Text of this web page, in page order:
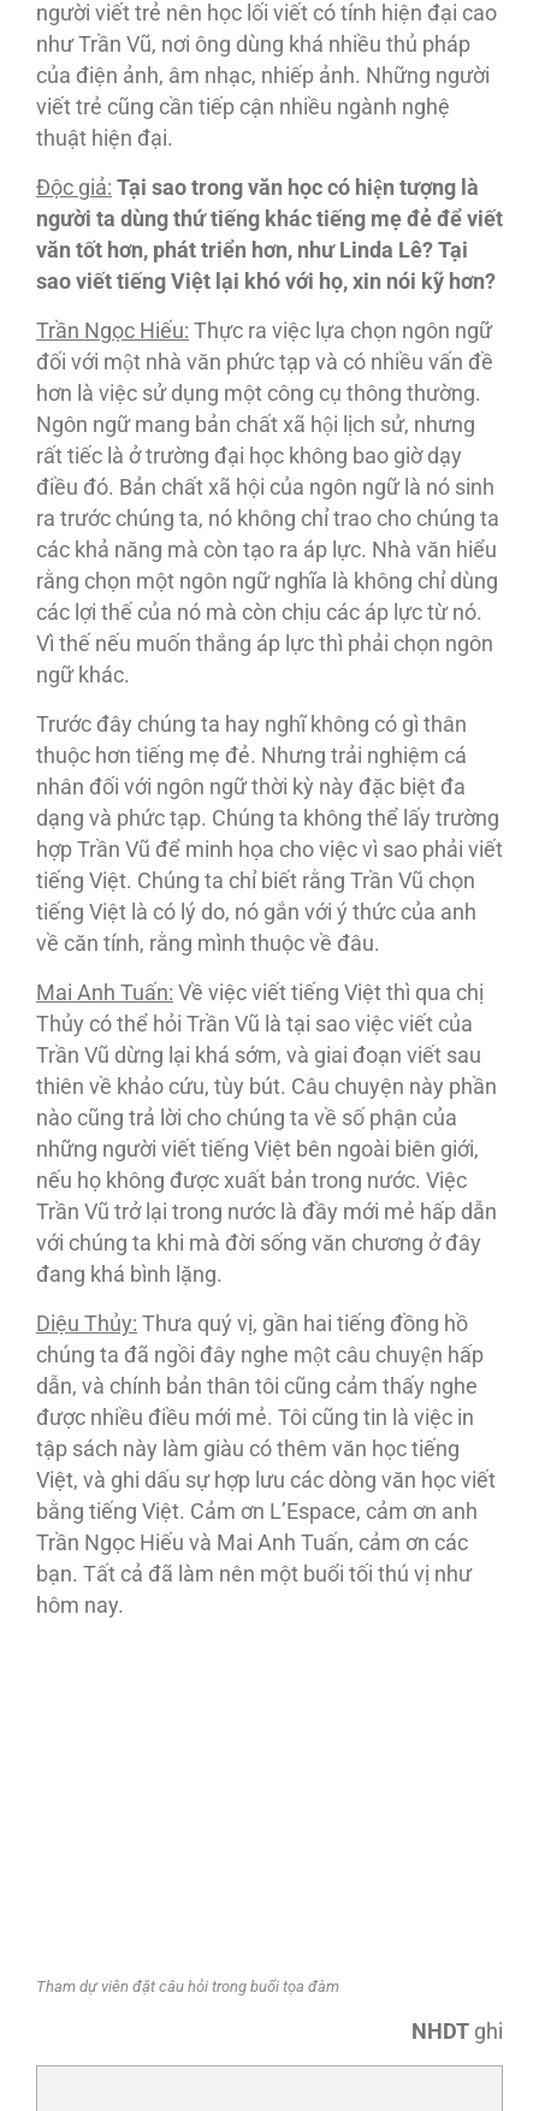
người viết trẻ nên học lối viết có tính hiện đại cao
như Trần Vũ, nơi ông dùng khá nhiều thủ pháp
của điện ảnh, âm nhạc, nhiếp ảnh. Những người
viết trẻ cũng cần tiếp cận nhiều ngành nghệ
thuật hiện đại.
Độc giả: Tại sao trong văn học có hiện tượng là
người ta dùng thứ tiếng khác tiếng mẹ đẻ để viết
văn tốt hơn, phát triển hơn, như Linda Lê? Tại
sao viết tiếng Việt lại khó với họ, xin nói kỹ hơn?
Trần Ngọc Hiếu: Thực ra việc lựa chọn ngôn ngữ
đối với một nhà văn phức tạp và có nhiều vấn đề
hơn là việc sử dụng một công cụ thông thường.
Ngôn ngữ mang bản chất xã hội lịch sử, nhưng
rất tiếc là ở trường đại học không bao giờ dạy
điều đó. Bản chất xã hội của ngôn ngữ là nó sinh
ra trước chúng ta, nó không chỉ trao cho chúng ta
các khả năng mà còn tạo ra áp lực. Nhà văn hiểu
rằng chọn một ngôn ngữ nghĩa là không chỉ dùng
các lợi thế của nó mà còn chịu các áp lực từ nó.
Vì thế nếu muốn thắng áp lực thì phải chọn ngôn
ngữ khác.
Trước đây chúng ta hay nghĩ không có gì thân
thuộc hơn tiếng mẹ đẻ. Nhưng trải nghiệm cá
nhân đối với ngôn ngữ thời kỳ này đặc biệt đa
dạng và phức tạp. Chúng ta không thể lấy trường
hợp Trần Vũ để minh họa cho việc vì sao phải viết
tiếng Việt. Chúng ta chỉ biết rằng Trần Vũ chọn
tiếng Việt là có lý do, nó gắn với ý thức của anh
về căn tính, rằng mình thuộc về đâu.
Mai Anh Tuấn: Về việc viết tiếng Việt thì qua chị
Thủy có thể hỏi Trần Vũ là tại sao việc viết của
Trần Vũ dừng lại khá sớm, và giai đoạn viết sau
thiên về khảo cứu, tùy bút. Câu chuyện này phần
nào cũng trả lời cho chúng ta về số phận của
những người viết tiếng Việt bên ngoài biên giới,
nếu họ không được xuất bản trong nước. Việc
Trần Vũ trở lại trong nước là đầy mới mẻ hấp dẫn
với chúng ta khi mà đời sống văn chương ở đây
đang khá bình lặng.
Diệu Thủy: Thưa quý vị, gần hai tiếng đồng hồ
chúng ta đã ngồi đây nghe một câu chuyện hấp
dẫn, và chính bản thân tôi cũng cảm thấy nghe
được nhiều điều mới mẻ. Tôi cũng tin là việc in
tập sách này làm giàu có thêm văn học tiếng
Việt, và ghi dấu sự hợp lưu các dòng văn học viết
bằng tiếng Việt. Cảm ơn L’Espace, cảm ơn anh
Trần Ngọc Hiếu và Mai Anh Tuấn, cảm ơn các
bạn. Tất cả đã làm nên một buổi tối thú vị như
hôm nay.
Tham dự viên đặt câu hỏi trong buổi tọa đàm
NHDT ghi